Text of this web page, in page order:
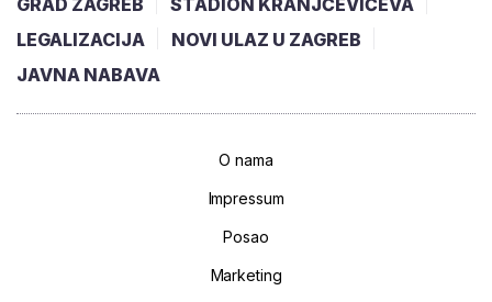
LEGALIZACIJA
NOVI ULAZ U ZAGREB
JAVNA NABAVA
O nama
Impressum
Posao
Marketing